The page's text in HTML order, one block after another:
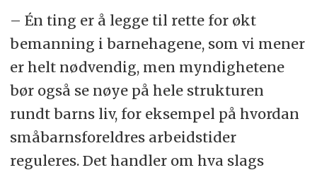
– Én ting er å legge til rette for økt
bemanning i barnehagene, som vi mener
er helt nødvendig, men myndighetene
bør også se nøye på hele strukturen
rundt barns liv, for eksempel på hvordan
småbarnsforeldres arbeidstider
reguleres. Det handler om hva slags